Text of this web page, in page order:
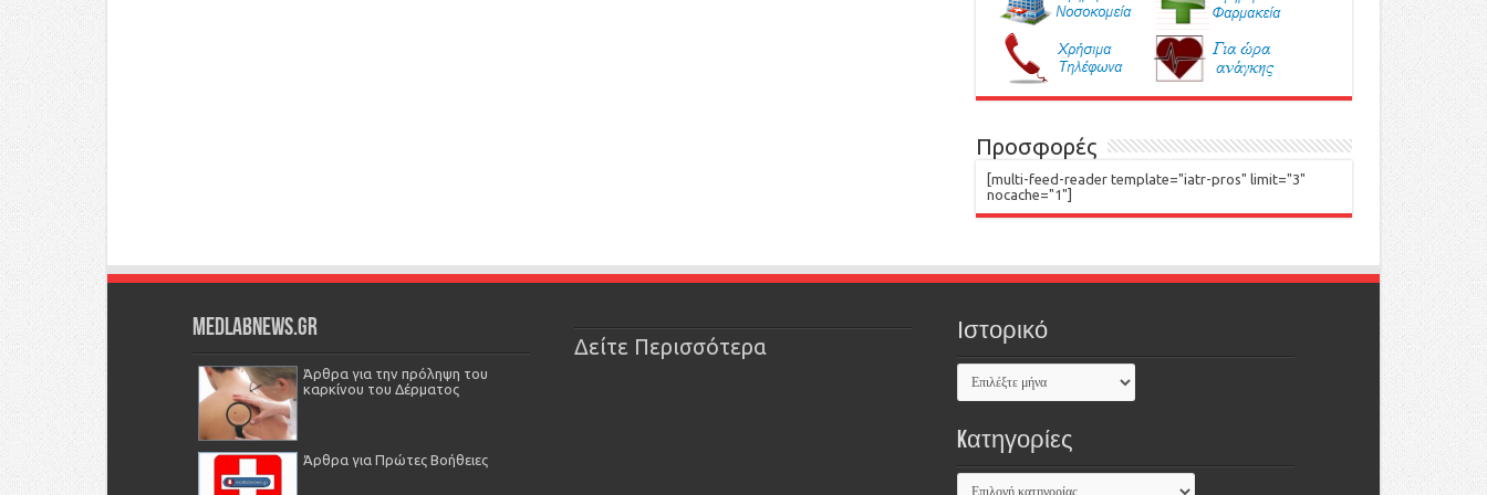
Προσφορές
[multi-feed-reader template="iatr-pros" limit="3"
nocache="1"]
Medlabnews.gr
Άρθρα για την πρόληψη του
καρκίνου του Δέρματος
Άρθρα για Πρώτες Βοήθειες
Δείτε Περισσότερα
Ιστορικό
Kατηγορίες